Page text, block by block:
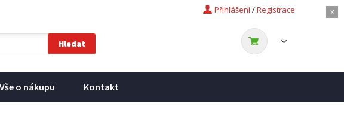
x
Registrace
/
Přihlášení
Vše o nákupu Kontakt